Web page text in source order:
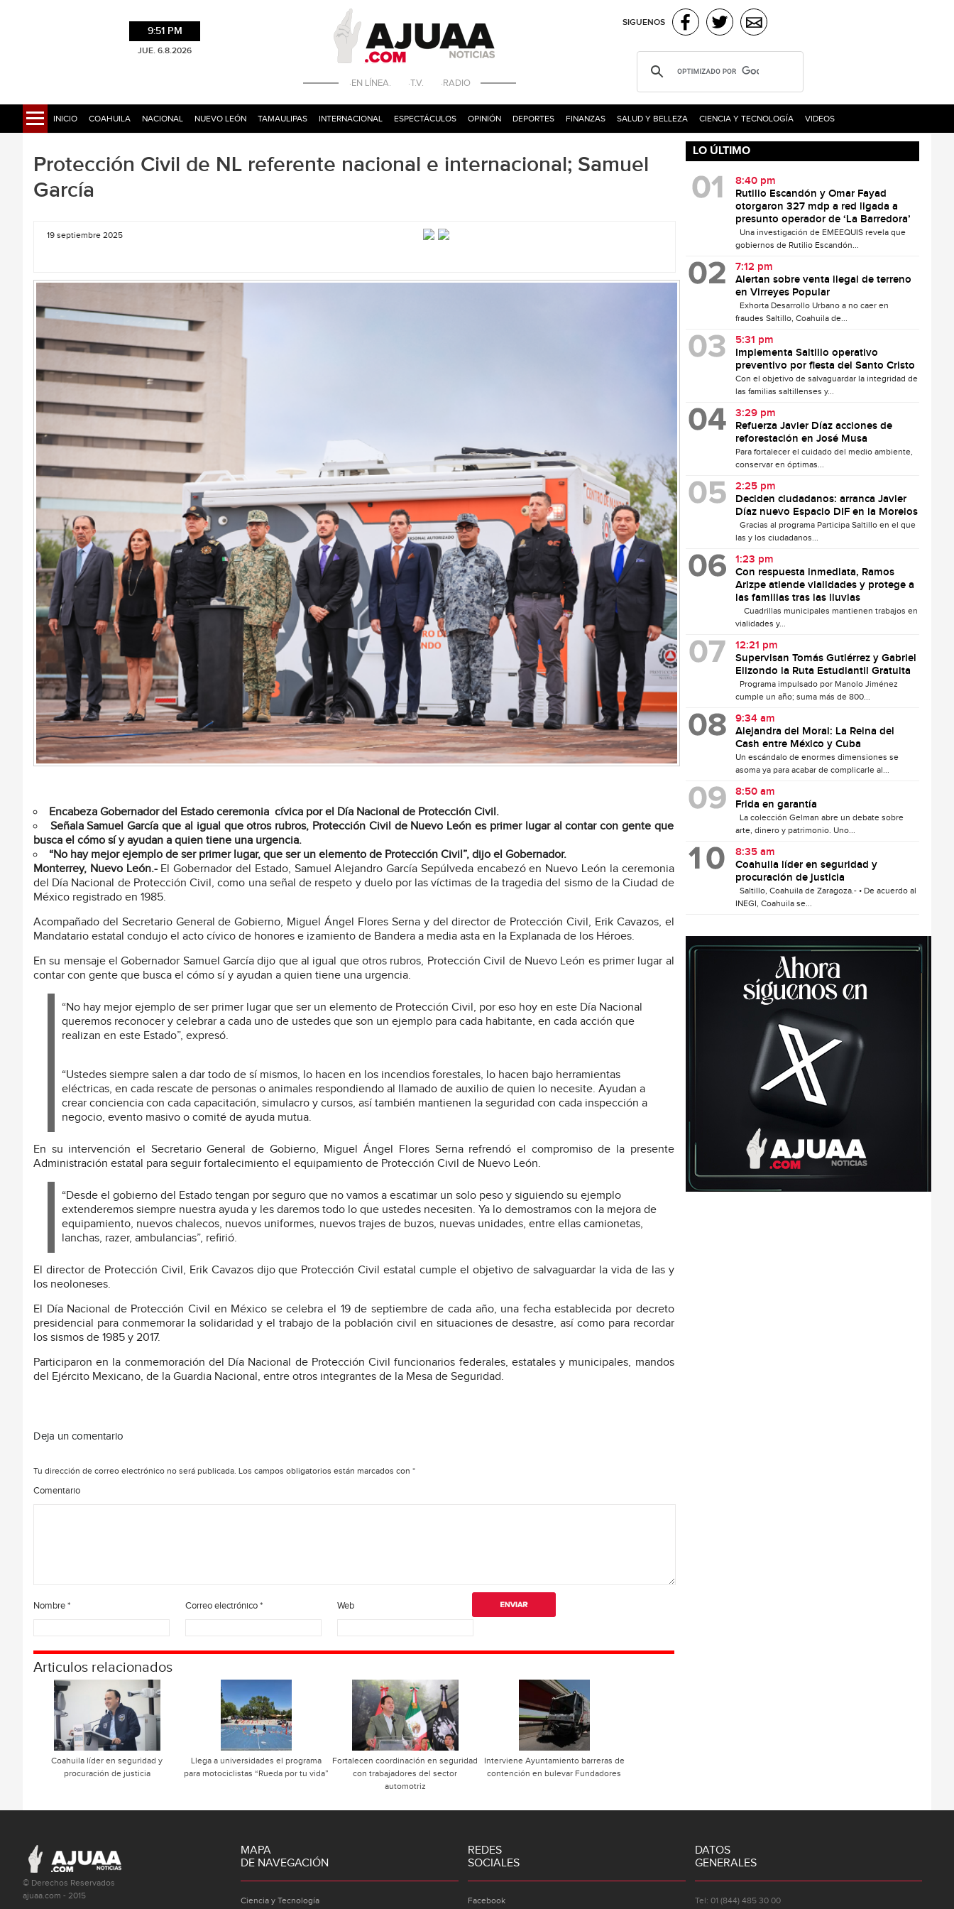
9:51 PM
JUE. 6.8.2026
·EN LÍNEA. ·T.V. ·RADIO
SIGUENOS
INICIO COAHUILA NACIONAL NUEVO LEÓN TAMAULIPAS INTERNACIONAL ESPECTÁCULOS OPINIÓN DEPORTES FINANZAS SALUD Y BELLEZA CIENCIA Y TECNOLOGÍA VIDEOS
Protección Civil de NL referente nacional e internacional; Samuel
García
19 septiembre 2025
Encabeza Gobernador del Estado ceremonia cívica por el Día Nacional de Protección Civil.
Señala Samuel García que al igual que otros rubros, Protección Civil de Nuevo León es primer lugar al contar con gente que
busca el cómo sí y ayudan a quien tiene una urgencia.
“No hay mejor ejemplo de ser primer lugar, que ser un elemento de Protección Civil”, dijo el Gobernador.
Monterrey, Nuevo León.- El Gobernador del Estado, Samuel Alejandro García Sepúlveda encabezó en Nuevo León la ceremonia
del Día Nacional de Protección Civil, como una señal de respeto y duelo por las víctimas de la tragedia del sismo de la Ciudad de
México registrado en 1985.
Acompañado del Secretario General de Gobierno, Miguel Ángel Flores Serna y del director de Protección Civil, Erik Cavazos, el
Mandatario estatal condujo el acto cívico de honores e izamiento de Bandera a media asta en la Explanada de los Héroes.
En su mensaje el Gobernador Samuel García dijo que al igual que otros rubros, Protección Civil de Nuevo León es primer lugar al
contar con gente que busca el cómo sí y ayudan a quien tiene una urgencia.
“No hay mejor ejemplo de ser primer lugar que ser un elemento de Protección Civil, por eso hoy en este Día Nacional
queremos reconocer y celebrar a cada uno de ustedes que son un ejemplo para cada habitante, en cada acción que
realizan en este Estado”, expresó.
“Ustedes siempre salen a dar todo de sí mismos, lo hacen en los incendios forestales, lo hacen bajo herramientas
eléctricas, en cada rescate de personas o animales respondiendo al llamado de auxilio de quien lo necesite. Ayudan a
crear conciencia con cada capacitación, simulacro y cursos, así también mantienen la seguridad con cada inspección a
negocio, evento masivo o comité de ayuda mutua.
En su intervención el Secretario General de Gobierno, Miguel Ángel Flores Serna refrendó el compromiso de la presente
Administración estatal para seguir fortalecimiento el equipamiento de Protección Civil de Nuevo León.
“Desde el gobierno del Estado tengan por seguro que no vamos a escatimar un solo peso y siguiendo su ejemplo
extenderemos siempre nuestra ayuda y les daremos todo lo que ustedes necesiten. Ya lo demostramos con la mejora de
equipamiento, nuevos chalecos, nuevos uniformes, nuevos trajes de buzos, nuevas unidades, entre ellas camionetas,
lanchas, razer, ambulancias”, refirió.
El director de Protección Civil, Erik Cavazos dijo que Protección Civil estatal cumple el objetivo de salvaguardar la vida de las y
los neoloneses.
El Día Nacional de Protección Civil en México se celebra el 19 de septiembre de cada año, una fecha establecida por decreto
presidencial para conmemorar la solidaridad y el trabajo de la población civil en situaciones de desastre, así como para recordar
los sismos de 1985 y 2017.
Participaron en la conmemoración del Día Nacional de Protección Civil funcionarios federales, estatales y municipales, mandos
del Ejército Mexicano, de la Guardia Nacional, entre otros integrantes de la Mesa de Seguridad.
Deja un comentario
Tu dirección de correo electrónico no será publicada. Los campos obligatorios están marcados con *
Comentario
Nombre* Correo electrónico* Web
Articulos relacionados
Coahuila líder en seguridad y
procuración de justicia
Llega a universidades el programa
para motociclistas “Rueda por tu vida”
Fortalecen coordinación en seguridad
con trabajadores del sector
automotriz
Interviene Ayuntamiento barreras de
contención en bulevar Fundadores
LO ÚLTIMO
8:40 pm
Rutilio Escandón y Omar Fayad
otorgaron 327 mdp a red ligada a
presunto operador de ‘La Barredora’
Una investigación de EMEEQUIS revela que
gobiernos de Rutilio Escandón...
7:12 pm
Alertan sobre venta ilegal de terreno
en Virreyes Popular
Exhorta Desarrollo Urbano a no caer en
fraudes Saltillo, Coahuila de...
5:31 pm
Implementa Saltillo operativo
preventivo por fiesta del Santo Cristo
Con el objetivo de salvaguardar la integridad de
las familias saltillenses y...
3:29 pm
Refuerza Javier Díaz acciones de
reforestación en José Musa
Para fortalecer el cuidado del medio ambiente,
conservar en óptimas...
2:25 pm
Deciden ciudadanos: arranca Javier
Díaz nuevo Espacio DIF en la Morelos
Gracias al programa Participa Saltillo en el que
las y los ciudadanos...
1:23 pm
Con respuesta inmediata, Ramos
Arizpe atiende vialidades y protege a
las familias tras las lluvias
Cuadrillas municipales mantienen trabajos en
vialidades y...
12:21 pm
Supervisan Tomás Gutiérrez y Gabriel
Elizondo la Ruta Estudiantil Gratuita
Programa impulsado por Manolo Jiménez
cumple un año; suma más de 800...
9:34 am
Alejandra del Moral: La Reina del
Cash entre México y Cuba
Un escándalo de enormes dimensiones se
asoma ya para acabar de complicarle al...
8:50 am
Frida en garantía
La colección Gelman abre un debate sobre
arte, dinero y patrimonio. Uno...
8:35 am
Coahuila líder en seguridad y
procuración de justicia
Saltillo, Coahuila de Zaragoza.- • De acuerdo al
INEGI, Coahuila se...
© Derechos Reservados
ajuaa.com - 2015
MAPA
DE NAVEGACIÓN
Ciencia y Tecnología
REDES
SOCIALES
Facebook
DATOS
GENERALES
Tel: 01 (844) 485 30 00